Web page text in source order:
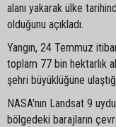
alanı yakarak ülke
olduğunu açıkladı.
Yangın, 24 Temmuz
toplam 77 bin hektarlık
şehri büyüklüğüne
NASA'nın Landsat 9
bölgedeki barajların